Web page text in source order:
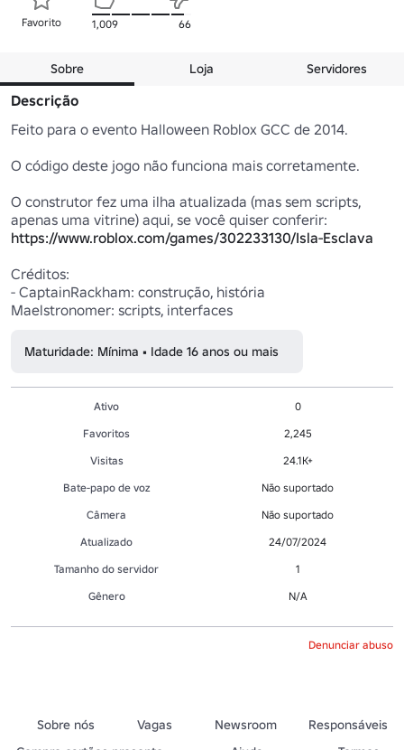
Favorito 1,009 66
Sobre Loja Servidores
Descrição
Feito para o evento Halloween Roblox GCC de 2014.
O código deste jogo não funciona mais corretamente.
O construtor fez uma ilha atualizada (mas sem scripts,
https://www.roblox.com/games/302233130/Isla-Esclava
Créditos:
- CaptainRackham: construção, história
Maelstronomer: scripts, interfaces
Maturidade: Mínima • Idade 16 anos ou mais
Ativo
0
Favoritos
2,245
Visitas
24.1K+
Bate-papo de voz
Não suportado
Câmera
Não suportado
Atualizado
24/07/2024
Tamanho do servidor
1
Gênero
N/A
Denunciar abuso
Sobre nós Vagas Newsroom
Responsáveis